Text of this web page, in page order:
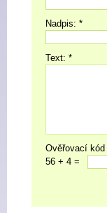
Nadpis: *
Text: *
Ověřovací kód
56 + 4 =